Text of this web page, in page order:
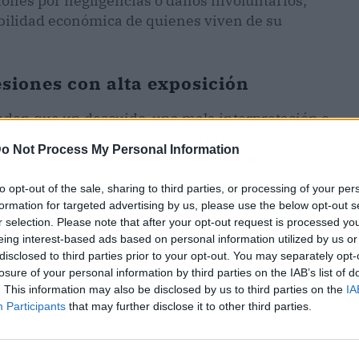
Not Process My Personal Information
opt-out of the sale, sharing to third parties, or processing of your
for targeted advertising by us, please use the below opt-out
selection. Please note that after your opt-out request is processed
interest-based ads based on personal information utilized by us
to third parties prior to your opt-out. You may separately
of your personal information by third parties on the IAB’s list of
This information may also be disclosed by us to third parties on the
Participants that may further disclose it to other third parties.
económica de quienes viven de su
con alta exposición
que un descuido, una mala interpretación o
que comprometen su futuro profesional.
gasto, sino una forma deasegurar la
consultores o ingenieros comparten una
en la vida o el patrimonio de otros.
reclamación por daños o perjuicios. En
la defensa jurídica y las posibles
el problema o hundirse en él.